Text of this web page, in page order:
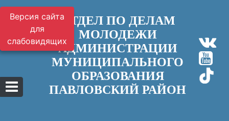
Версия сайта
для
слабовидящих
ОТДЕЛ ПО ДЕЛАМ
МОЛОДЕЖИ
АДМИНИСТРАЦИИ
МУНИЦИПАЛЬНОГО
ОБРАЗОВАНИЯ
ПАВЛОВСКИЙ РАЙОН